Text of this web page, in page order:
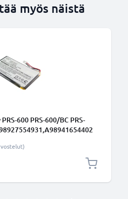
myös näistä
600 PRS-600/BC PRS-